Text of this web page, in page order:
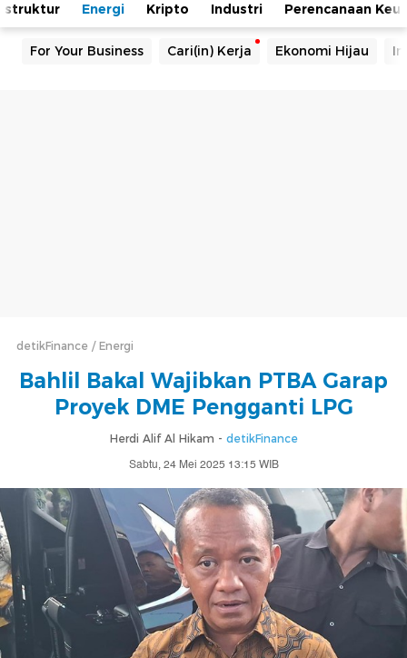
Energi Kripto Industri Perencanaan
For Your Business Cari(in) Kerja Ekonomi Hijau
detikFinance Energi
Bahlil Bakal Wajibkan PTBA Garap
Proyek DME Pengganti LPG
Herdi Alif Al Hikam - detikFinance
Sabtu, 24 Mei 2025 13:15 WIB